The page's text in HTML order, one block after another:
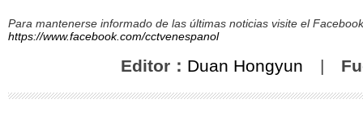
Para mantenerse informado de las últimas noticias visite el
https://www.facebook.com/cctvenespanol
Editor： Duan Hongyun |